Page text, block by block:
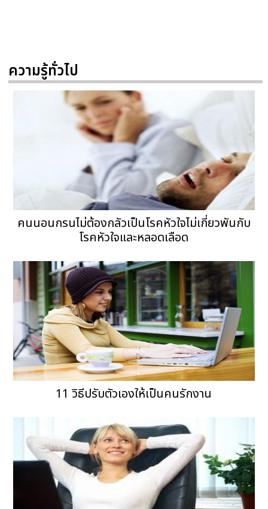
ความรู้ทั่วไป
คนนอนกรนไม่ต้องกลัวเป็นโรคหัวใจไม่เกี่ยวพันกับ
โรคหัวใจและหลอดเลือด
11 วิธีปรับตัวเองให้เป็นคนรักงาน